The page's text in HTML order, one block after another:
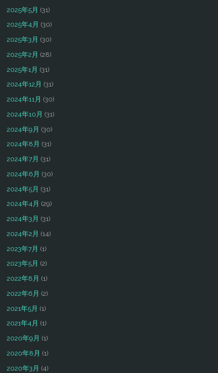
2025年5月 (31)
2025年4月 (30)
2025年3月 (30)
2025年2月 (28)
2025年1月 (31)
2024年12月 (31)
2024年11月 (30)
2024年10月 (31)
2024年9月 (30)
2024年8月 (31)
2024年7月 (31)
2024年6月 (30)
2024年5月 (31)
2024年4月 (29)
2024年3月 (31)
2024年2月 (14)
2023年7月 (1)
2023年5月 (2)
2022年8月 (1)
2022年6月 (2)
2021年5月 (1)
2021年4月 (1)
2020年9月 (1)
2020年8月 (1)
2020年3月 (4)